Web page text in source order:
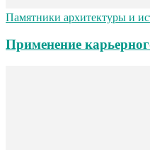
Памятники архитектуры и
Применение